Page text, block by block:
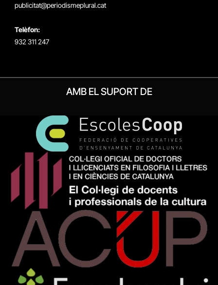
publicitat@periodismeplural.cat
Telèfon:
932 311 247
AMB EL SUPORT DE